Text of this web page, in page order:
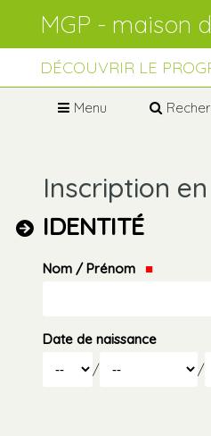
Aller
navigation
personnels
DÉCOUVRIR LE
Menu
Inscription
IDENTITÉ
Nom / Prénom
Date de naissance
/
Mois
/